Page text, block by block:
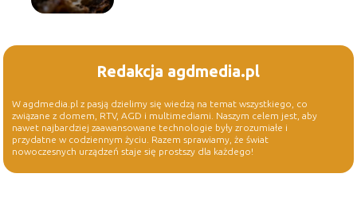
Redakcja agdmedia.pl
W agdmedia.pl z pasją dzielimy się wiedzą na temat wszystkiego, co
związane z domem, RTV, AGD i multimediami. Naszym celem jest, aby
nawet najbardziej zaawansowane technologie były zrozumiałe i
przydatne w codziennym życiu. Razem sprawiamy, że świat
nowoczesnych urządzeń staje się prostszy dla każdego!